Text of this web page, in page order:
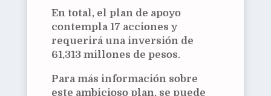
En total, el plan de apoyo
contempla 17 acciones y
requerirá una inversión de
61,313 millones de pesos.
Para más información sobre
este ambicioso plan, se puede